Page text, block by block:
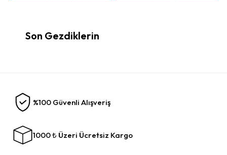
Son Gezdiklerin
%100 Güvenli Alışveriş
1000 ₺ Üzeri Ücretsiz Kargo